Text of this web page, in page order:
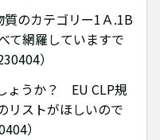
のカテゴリー1Ａ.1B
て網羅していますで
）
ょうか？ EU CLP規
リストがほしいので
）